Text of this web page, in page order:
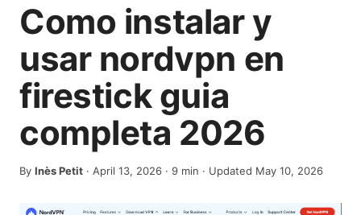
Como instalar y
usar nordvpn en
firestick guia
completa 2026
By Inès Petit · April 13, 2026 · 9 min · Updated May 10, 2026